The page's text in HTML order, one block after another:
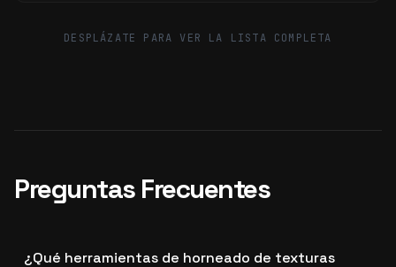
DESPLÁZATE PARA VER LA LISTA COMPLETA
Preguntas Frecuentes
¿Qué herramientas de horneado de texturas